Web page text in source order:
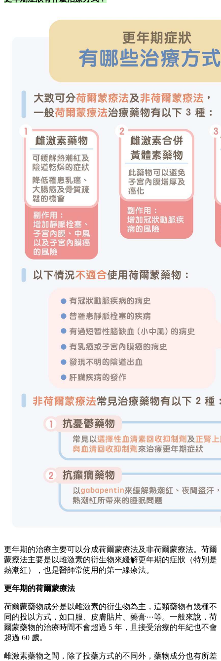
更年期的治療主要可以分成荷爾蒙療法及非荷爾蒙療法。荷爾
蒙療法主要是以雌激素的衍生物來緩解更年期的症狀（特別是
熱潮紅），也是醫師常使用的第一線療法。
更年期的荷爾蒙療法
荷爾蒙藥物成分是以雌激素的衍生物為主，這類藥物有幾種不
同的投以方式，如口服、皮膚貼片、藥膏⋯等。一般來說，荷
爾蒙藥物的治療時間不會超過 5 年，且接受治療的年紀也不會
超過 60 歲。
雌激素藥物之間，除了投藥方式的不同外，藥物成分也有所差